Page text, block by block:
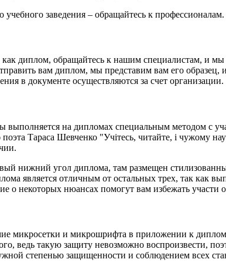
заведения – обращайтесь к профессионалам.
диплом, обращайтесь к нашим специалистам, и
вам диплом, мы представим вам его
в документе осуществляются за счет организации.
выполняется на дипломах специальным методом с
Тараса Шевченко "Учітесь, читайте, і чужому
нижний угол диплома, там размещен
является отличным от остальных трех, так как
о некоторых нюансах помогут вам избежать участи
и микрошрифта в приложении к
такую защиту невозможно воспроизвести,
степенью защищенности и соблюдением всех